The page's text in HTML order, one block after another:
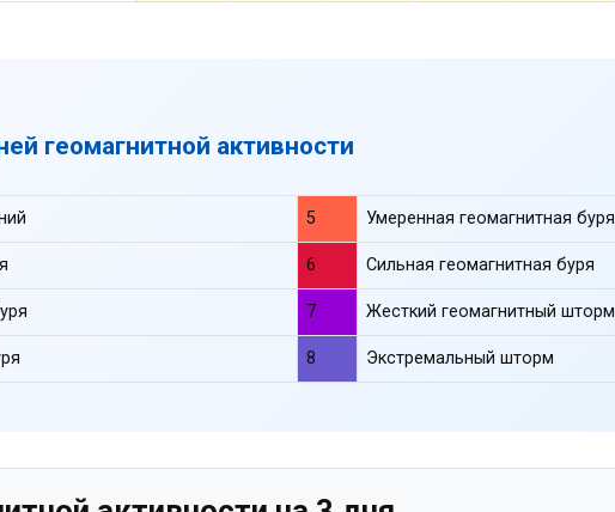
геомагнитной активности
5 Умеренная геомагнитная буря
6 Сильная геомагнитная буря
7 Жесткий геомагнитный шторм
8 Экстремальный шторм